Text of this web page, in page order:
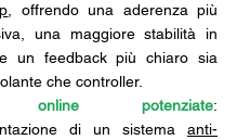
, offrendo una aderenza più
una maggiore stabilità in
un feedback più chiaro sia
che controller.
online potenziate:
di un sistema anti-